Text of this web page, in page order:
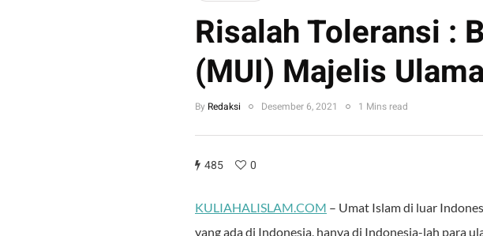
Risalah Toleransi :
(MUI) Majelis
By Redaksi Desember 6, 2021 1 Mins read
485 0
KULIAHALISLAM.COM – Umat Islam di luar
yang ada di Indonesia, hanya di Indonesia-lah para